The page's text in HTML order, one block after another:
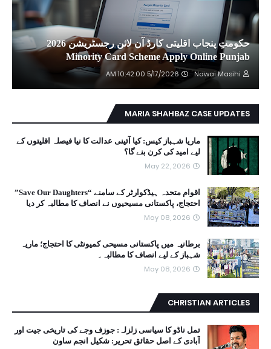
حکومتِ پنجاب اقلیتی کارڈ آن لائن رجسٹریشن 2026
Minority Card Scheme Apply Online Punjab
Nawai Masihi
5/17/2026 10:42:00 AM
MARIA SHAHBAZ CASE UPDATES
ماریا شہباز کیس: کیا آئینی عدالت کا نیا فیصلہ اقلیتوں کے
لیے امید کی کرن بنے گا؟
May 22, 2026
اقوام متحدہ ہیڈکوارٹر کے سامنے “Save Our Daughters”
احتجاج، پاکستانی مسیحیوں نے انصاف کا مطالبہ کر دیا
May 08, 2026
برطانیہ میں پاکستانی مسیحی کمیونٹی کا احتجاج؛ ماریہ
شہباز کے لیے انصاف کا مطالبہ۔
May 08, 2026
CHRISTIAN ARTICLES
تمل ناڈو کا سیاسی زلزلہ: جوزف وجے کی تاریخی جیت اور
آبادی کے اصل حقائق تحریر: شکیل انجم ساون